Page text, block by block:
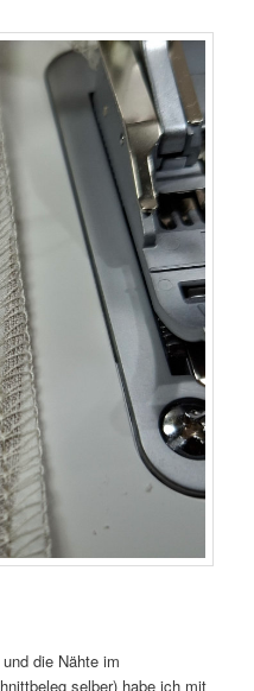
die Nähte im
selber) habe ich mit